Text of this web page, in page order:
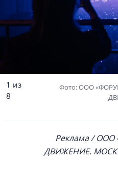
1 из
8
Фото: ООО
Реклама /
ДВИЖЕНИЕ.